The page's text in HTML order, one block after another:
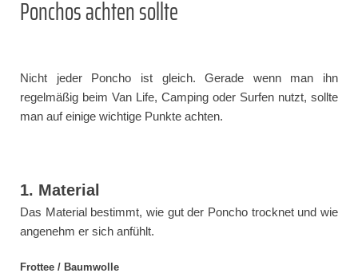
Ponchos achten sollte
Nicht jeder Poncho ist gleich. Gerade wenn man ihn
regelmäßig beim Van Life, Camping oder Surfen nutzt, sollte
man auf einige wichtige Punkte achten.
1. Material
Das Material bestimmt, wie gut der Poncho trocknet und wie
angenehm er sich anfühlt.
Frottee / Baumwolle